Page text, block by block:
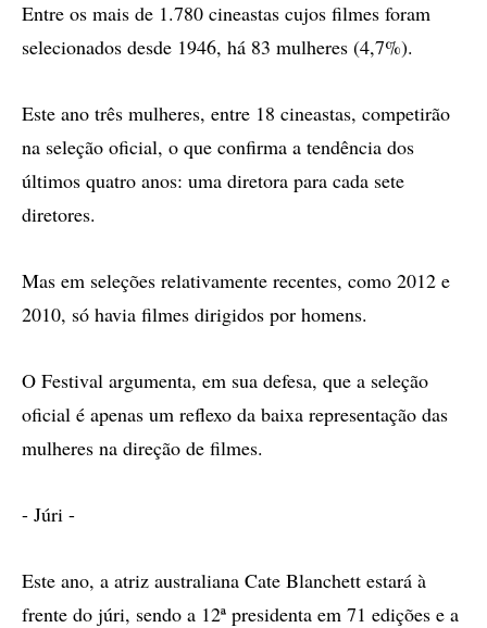
Entre os mais de 1.780 cineastas cujos filmes foram
selecionados desde 1946, há 83 mulheres (4,7%).
Este ano três mulheres, entre 18 cineastas, competirão
na seleção oficial, o que confirma a tendência dos
últimos quatro anos: uma diretora para cada sete
diretores.
Mas em seleções relativamente recentes, como 2012 e
2010, só havia filmes dirigidos por homens.
O Festival argumenta, em sua defesa, que a seleção
oficial é apenas um reflexo da baixa representação das
mulheres na direção de filmes.
- Júri -
Este ano, a atriz australiana Cate Blanchett estará à
frente do júri, sendo a 12ª presidenta em 71 edições e a